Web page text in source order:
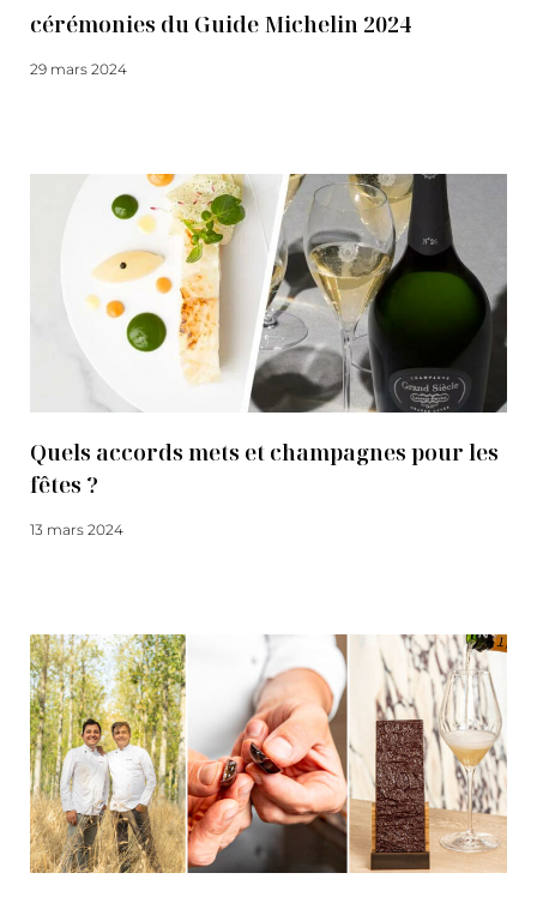
cérémonies du Guide Michelin 2024
29 mars 2024
Quels accords mets et champagnes pour les
fêtes ?
13 mars 2024